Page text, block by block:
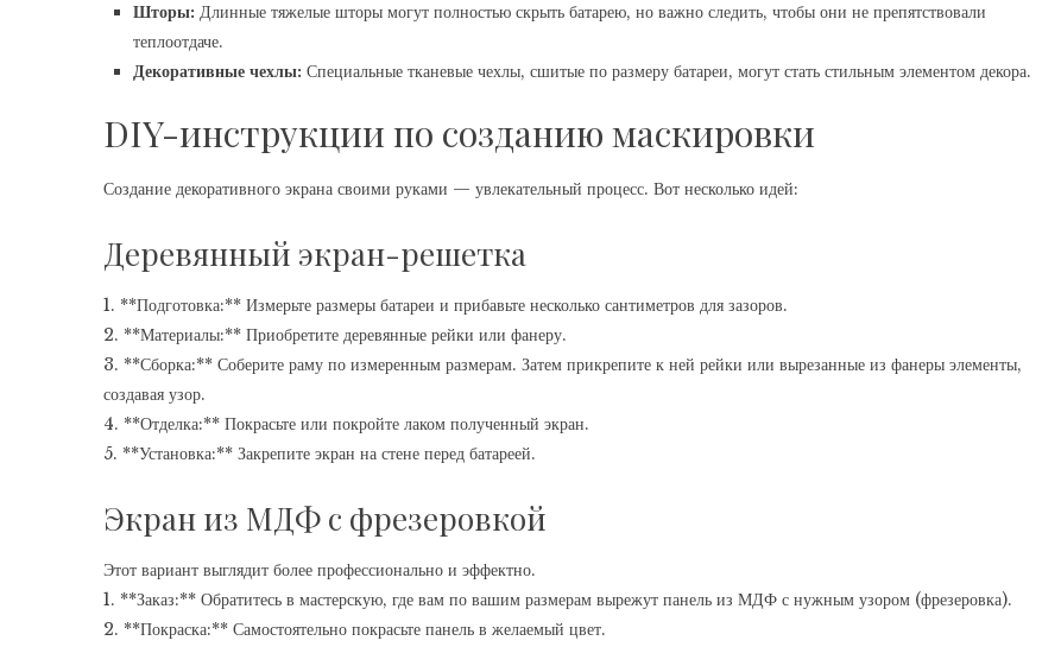
Шторы: Длинные тяжелые шторы могут полностью скрыть батарею, но важно следить, чтобы они не препятствовали
теплоотдаче.
Декоративные чехлы: Специальные тканевые чехлы, сшитые по размеру батареи, могут стать стильным элементом декора.
DIY-инструкции по созданию маскировки
Создание декоративного экрана своими руками — увлекательный процесс. Вот несколько идей:
Деревянный экран-решетка
1. **Подготовка:** Измерьте размеры батареи и прибавьте несколько сантиметров для зазоров.
2. **Материалы:** Приобретите деревянные рейки или фанеру.
3. **Сборка:** Соберите раму по измеренным размерам. Затем прикрепите к ней рейки или вырезанные из фанеры элементы,
создавая узор.
4. **Отделка:** Покрасьте или покройте лаком полученный экран.
5. **Установка:** Закрепите экран на стене перед батареей.
Экран из МДФ с фрезеровкой
Этот вариант выглядит более профессионально и эффектно.
1. **Заказ:** Обратитесь в мастерскую, где вам по вашим размерам вырежут панель из МДФ с нужным узором (фрезеровка).
2. **Покраска:** Самостоятельно покрасьте панель в желаемый цвет.